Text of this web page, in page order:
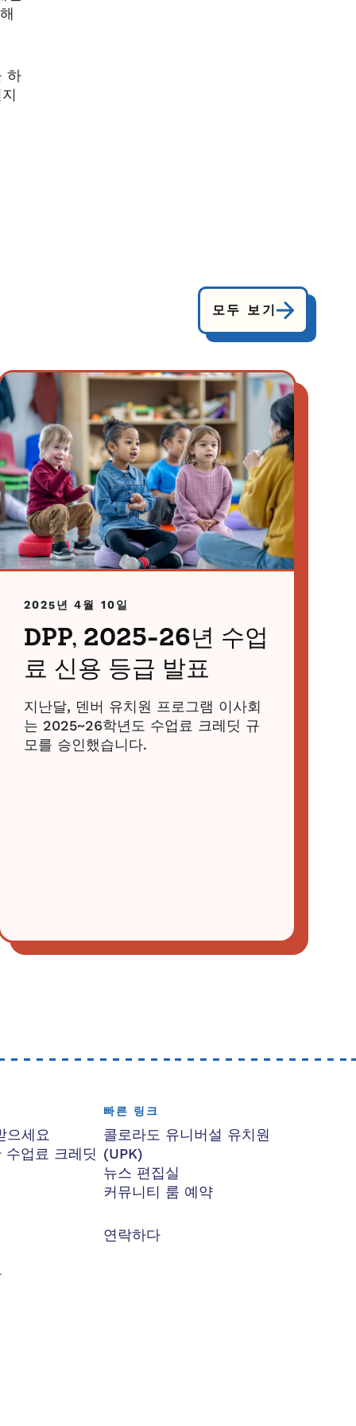
하
모두 보기
2025년 4월 10일
DPP, 2025-26년 수업
료 신용 등급 발표
지난달, 덴버 유치원 프로그램 이사회
는 2025~26학년도 수업료 크레딧 규
모를 승인했습니다.
으세요
업료 크레딧
빠른 링크
콜로라도 유니버설 유치원
(UPK)
뉴스 편집실
커뮤니티 룸 예약
연락하다